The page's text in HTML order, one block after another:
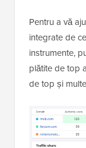
Pentru a vă
integrate de
instrumente,
plătite de top
de top și